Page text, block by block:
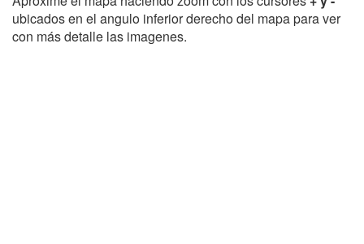
ubicados en el angulo inferior derecho del mapa para ver
con más detalle las imagenes.